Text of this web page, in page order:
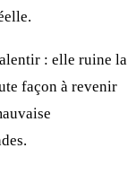
: elle ruine la
façon à revenir